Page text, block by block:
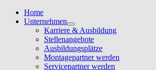
Home
Unternehmen
Karriere & Ausbildung
Stellenangebote
Ausbildungsplätze
Montagepartner werden
Servicepartner werden